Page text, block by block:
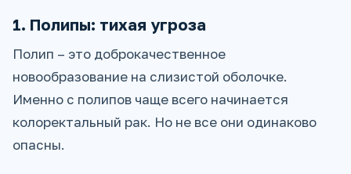
1. Полипы: тихая угроза
Полип – это доброкачественное
новообразование на слизистой оболочке.
Именно с полипов чаще всего начинается
колоректальный рак. Но не все они одинаково
опасны.